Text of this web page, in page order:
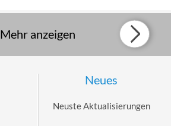
Mehr anzeigen
Neues
Neuste Aktualisierungen